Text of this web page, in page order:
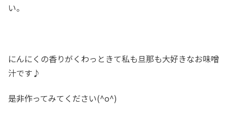
い。
にんにくの香りがくわっときて私も旦那も大好きなお味噌
汁です♪
是非作ってみてください(^o^)